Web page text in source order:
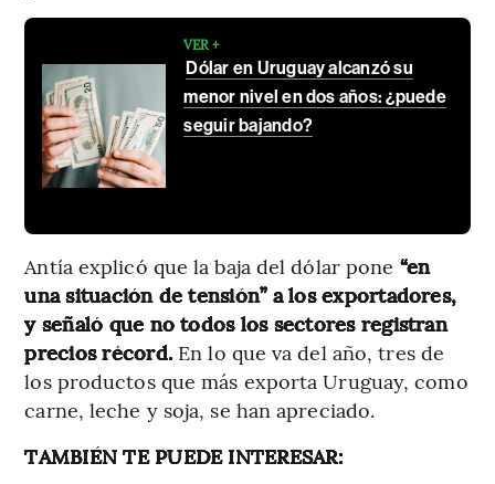
VER +
Dólar en Uruguay alcanzó su
menor nivel en dos años: ¿puede
seguir bajando?
Antía explicó que la baja del dólar pone “en
una situación de tensión” a los exportadores,
y señaló que no todos los sectores registran
precios récord. En lo que va del año, tres de
los productos que más exporta Uruguay, como
carne, leche y soja, se han apreciado.
TAMBIÉN TE PUEDE INTERESAR: